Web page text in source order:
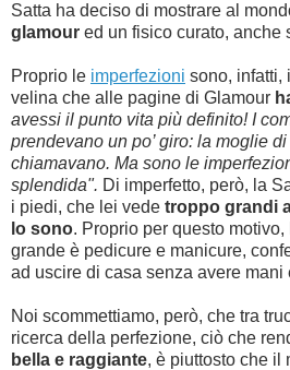
Satta ha deciso di mostrare al
glamour ed un fisico curato, anche
Proprio le imperfezioni sono, infatti,
velina che alle pagine di Glamour
avessi il punto vita più definito! I
prendevano un po’ giro: la moglie
chiamavano. Ma sono le
splendida". Di imperfetto, però, la
i piedi, che lei vede troppo grandi
lo sono. Proprio per questo
grande è pedicure e manicure,
ad uscire di casa senza avere mani
Noi scommettiamo, però, che tra
ricerca della perfezione, ciò che
bella e raggiante, è piuttosto che il